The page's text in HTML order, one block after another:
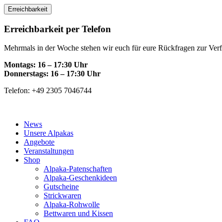
Skip
to
content
Erreichbarkeit
Erreichbarkeit per Telefon
Mehrmals in der Woche stehen wir euch für eure Rückfragen zur
Montags: 16 – 17:30 Uhr
Donnerstags: 16 – 17:30 Uhr
Telefon: +49 2305 7046744
News
Unsere Alpakas
Angebote
Veranstaltungen
Shop
Alpaka-Patenschaften
Alpaka-Geschenkideen
Gutscheine
Strickwaren
Alpaka-Rohwolle
Bettwaren und Kissen